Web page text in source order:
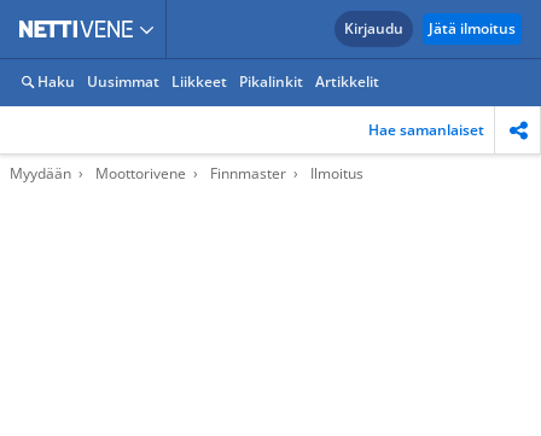
Kirjaudu Jätä ilmoitus
Haku Uusimmat Liikkeet Pikalinkit Artikkelit
Hae samanlaiset
Myydään Moottorivene Finnmaster Ilmoitus